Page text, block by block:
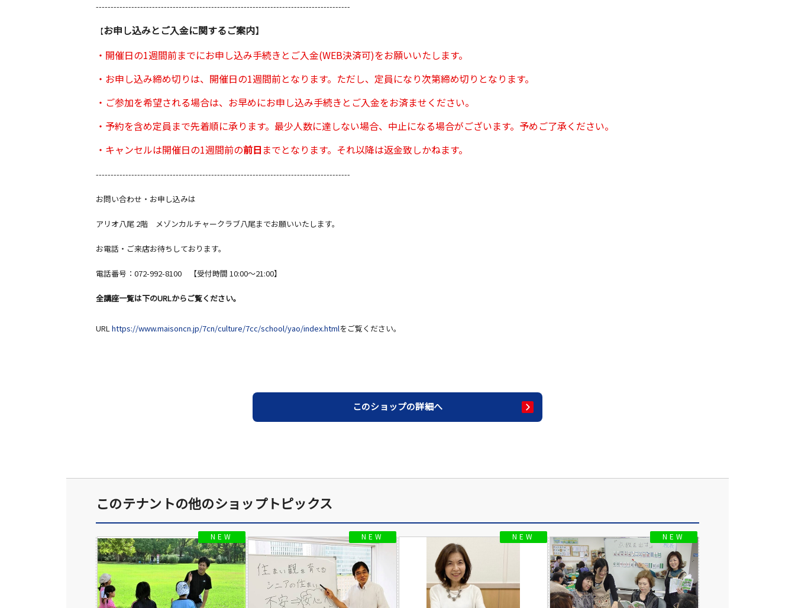
--------------------------------------------------------------------------------------
【お申し込みとご入金に関するご案内】
・開催日の1週間前までにお申し込み手続きとご入金(WEB決済可)をお願いいたします。
・お申し込み締め切りは、開催日の1週間前となります。ただし、定員になり次第締め切りとなります。
・ご参加を希望される場合は、お早めにお申し込み手続きとご入金をお済ませください。
・予約を含め定員まで先着順に承ります。最少人数に達しない場合、中止になる場合がございます。予めご了承ください。
・キャンセルは開催日の1週間前の前日 までとなります。それ以降は返金致しかねます。
--------------------------------------------------------------------------------------
お問い合わせ・お申し込みは
アリオ八尾 2階 メゾンカルチャークラブ八尾までお願いいたします。
お電話・ご来店お待ちしております。
電話番号：072-992-8100 【受付時間 10:00～21:00】
全講座一覧は下のURLからご覧ください。
URLhttps://www.maisoncn.jp/7cn/culture/7cc/school/yao/index.htmlをご覧ください。
このショップの詳細へ
このテナントの他のショップトピックス